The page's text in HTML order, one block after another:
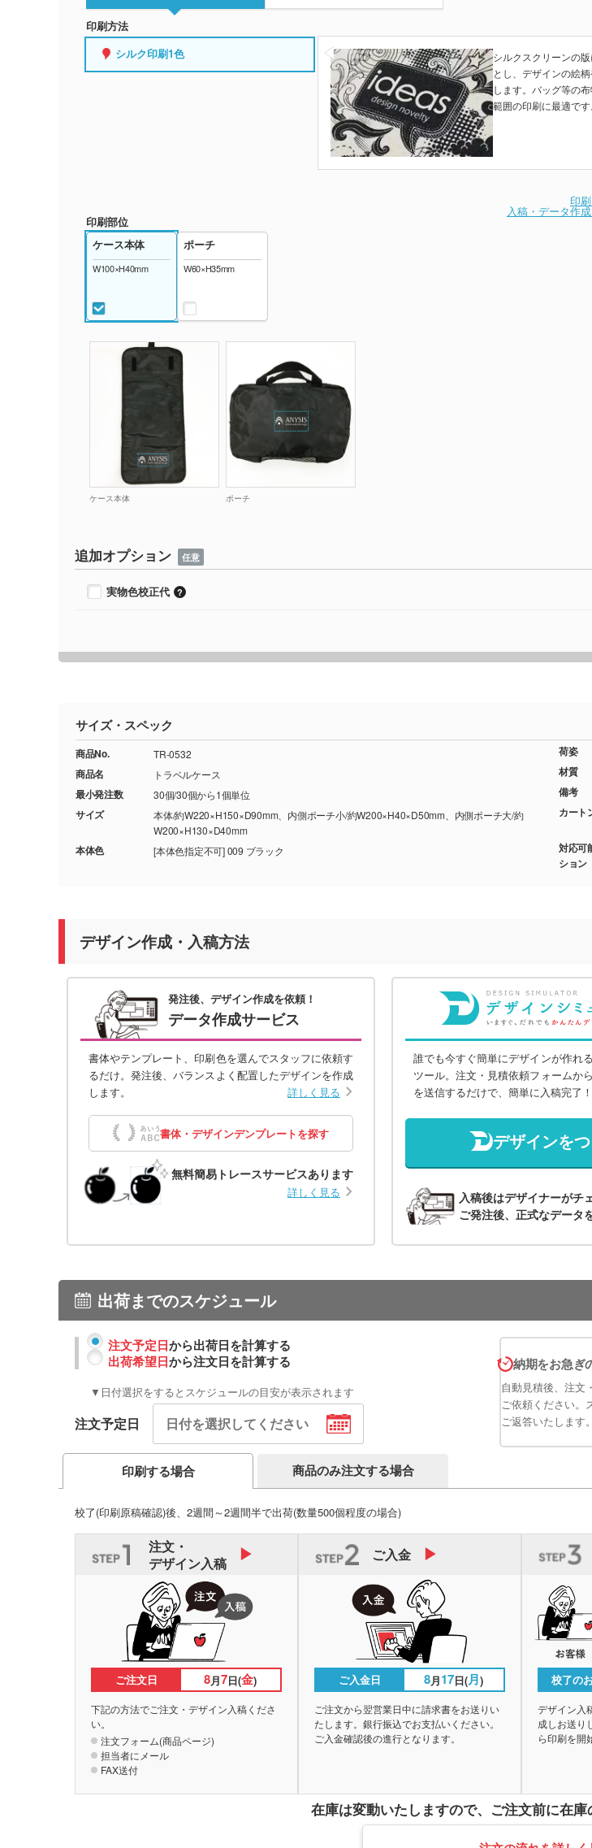
印刷方法
シルク印刷1色
シルクスクリーンの
とし、デザインの絵
します。バッグ等の
範囲の印刷に最適です
印
入稿・データ作
印刷部位
ケース本体
W100×H40mm
ポーチ
W60×H35mm
ケース本体 ポーチ
追加オプション 任意
実物色校正代
サイズ・スペック
商品No. TR-0532
商品名 トラベルケース
最小発注数 30個/30個から1個単位
サイズ
本体/約W220×H150×D90mm、内側ポーチ小/約W200×H40×D50mm、内側ポーチ大/約
W200×H130×D40mm
本体色 [本体色指定不可] 009 ブラック
荷姿
材質
備考
カート
対応可
ション
デザイン作成・入稿方法
発注後、デザイン作成を依頼！
データ作成サービス
書体やテンプレート、印刷色を選んでスタッフに依頼す
るだけ。発注後、バランスよく配置したデザインを作成
します。
詳しく見る
書体・デザインデンプレートを探す
無料簡易トレースサービスあります
詳しく見る
誰でも今すぐ簡単にデザインが作れ
ツール。注文・見積依頼フォームか
を送信するだけで、簡単に入稿完了！
デザインを
入稿後はデザイナーがチ
ご発注後、正式なデータ
出荷までのスケジュール
注文予定日から出荷日を計算する
出荷希望日から注文日を計算する
▼日付選択をするとスケジュールの目安が表示されます
注文予定日
納期をお急ぎ
自動見積後、注文
ご依頼ください。
ご返答いたします。
印刷する場合 商品のみ注文する場合
校了(印刷原稿確認)後、2週間～2週間半で出荷(数量500個程度の場合)
注文・
デザイン入稿
ご注文日 8月7日(金)
下記の方法でご注文・デザイン入稿くださ
い。
注文フォーム(商品ページ)
担当者にメール
FAX送付
ご入金
ご入金日 8月17日(月)
ご注文から翌営業日中に請求書をお送りい
たします。銀行振込でお支払いください。
ご入金確認後の進行となります。
校了の
デザイン入
成しお送り
ら印刷を開
在庫は変動いたしますので、 ご注文前に在庫